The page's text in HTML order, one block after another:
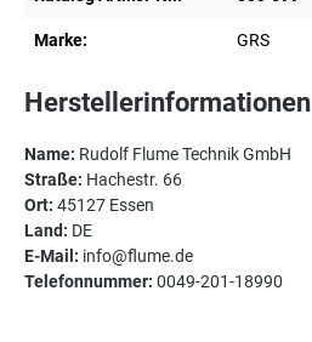
Marke: GRS
Herstellerinformationen
Name: Rudolf Flume Technik GmbH
Straße: Hachestr. 66
Ort: 45127 Essen
Land: DE
E-Mail: info@flume.de
Telefonnummer: 0049-201-18990